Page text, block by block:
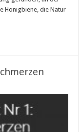
Honigbiene, die Natur
Rückenschmerzen